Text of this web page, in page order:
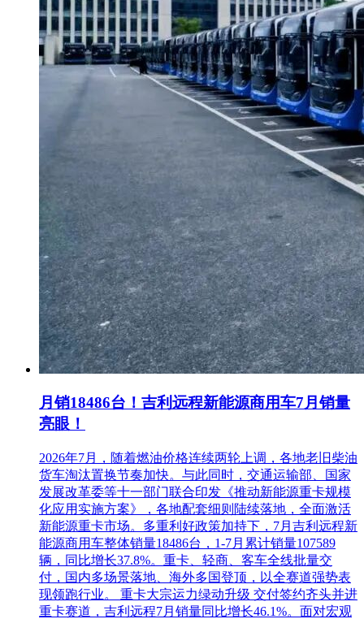
月销18486台！吉利远程新能源商用车7月销量
亮眼！
2026年7月，随着燃油价格连续两轮上调，各地老旧柴油
货车淘汰置换节奏加快。与此同时，交通运输部、国家
发展改革委等十一部门联合印发《推动新能源重卡规模
化应用实施方案》，各地配套细则陆续落地，全面激活
新能源重卡市场。多重利好政策加持下，7月吉利远程新
能源商用车整体销量18486台，1-7月累计销量107589
辆，同比增长37.8%。重卡、轻商、客车全线批量交
付，国内多场景落地、海外多国登顶，以全赛道强势表
现领跑行业。 重卡大宗运力绿动升级 交付签约齐头并进
重卡赛道，吉利远程7月销量同比增长46.1%。面对宏观